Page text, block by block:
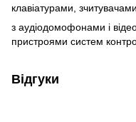
клавіатурами,
з аудіодомофонами і
пристроями систем
Відгуки